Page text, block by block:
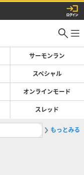
サーモンラン
スペシャル
オンラインモード
スレッド
2ヒメイ
もっとみる